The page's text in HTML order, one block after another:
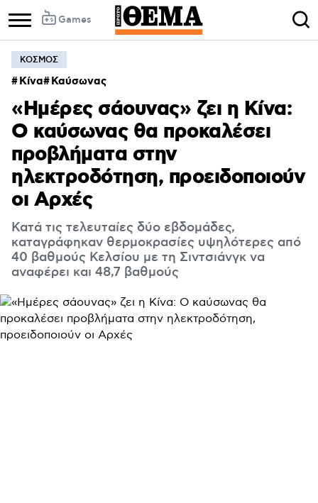
Games
Column
1
Column
2
ΚΟΣΜΟΣ
Κίνα Καύσωνας
«Ημέρες σάουνας» ζει η Κίνα:
Ο καύσωνας θα προκαλέσει
προβλήματα στην
ηλεκτροδότηση, προειδοποιούν
οι Αρχές
Κατά τις τελευταίες δύο εβδομάδες,
καταγράφηκαν θερμοκρασίες υψηλότερες από
40 βαθμούς Κελσίου με τη Σιντσιάνγκ να
αναφέρει και 48,7 βαθμούς